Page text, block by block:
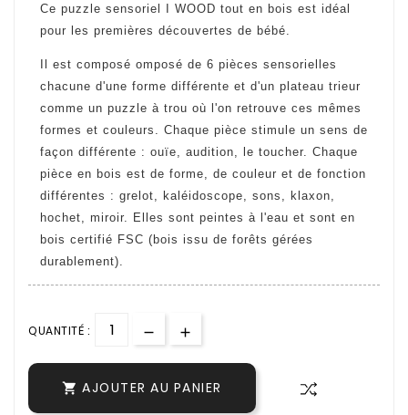
Ce puzzle sensoriel I WOOD tout en bois est idéal
pour les premières découvertes de bébé.
Il est composé omposé de 6 pièces sensorielles
chacune d'une forme différente et d'un plateau trieur
comme un puzzle à trou où l'on retrouve ces mêmes
formes et couleurs. Chaque pièce stimule un sens de
façon différente : ouïe, audition, le toucher. Chaque
pièce en bois est de forme, de couleur et de fonction
différentes : grelot, kaléidoscope, sons, klaxon,
hochet, miroir. Elles sont peintes à l'eau et sont en
bois certifié FSC (bois issu de forêts gérées
durablement).
QUANTITÉ :
 AJOUTER AU PANIER